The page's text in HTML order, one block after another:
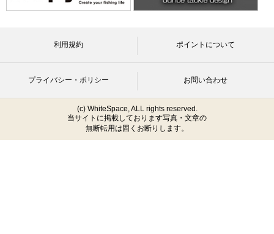
利用規約 ポイントについて
プライバシー・ポリシー お問い合わせ
(c) WhiteSpace, ALL rights reserved.
当サイトに掲載しております写真・文章の
無断転用は固くお断りします。